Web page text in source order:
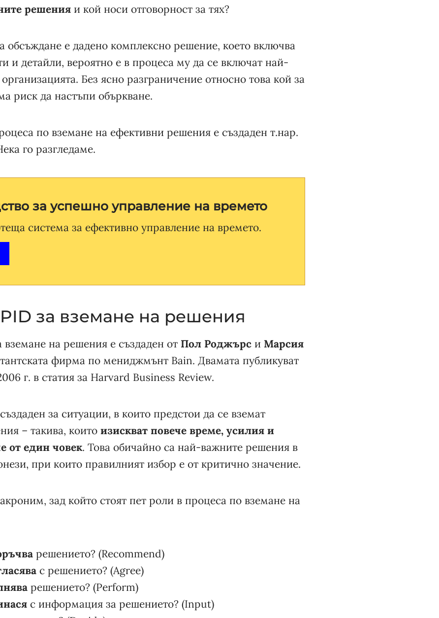
решения и кой носи отговорност за тях?
обсъждане е дадено комплексно решение, което включва
и детайли, вероятно е в процеса му да се включат най-
Без ясно разграничение относно това кой за
риск да настъпи объркване.
по вземане на ефективни решения е създаден т.нар.
го разгледаме.
за успешно управление на времето
система за ефективно управление на времето.
за вземане на решения
вземане на решения е създаден от Пол Роджърс и Марсия
фирма по мениджмънт Bain. Двамата публикуват
г. в статия за Harvard Business Review.
за ситуации, в които предстои да се вземат
– такива, които изискват повече време, усилия и
от един човек. Това обичайно са най-важните решения в
при които правилният избор е от критично значение.
зад който стоят пет роли в процеса по вземане на
решението? (Recommend)
с решението? (Agree)
решението? (Perform)
с информация за решението? (Input)